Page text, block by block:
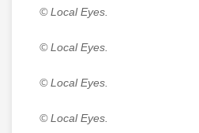
© Local Eyes.
© Local Eyes.
© Local Eyes.
© Local Eyes.